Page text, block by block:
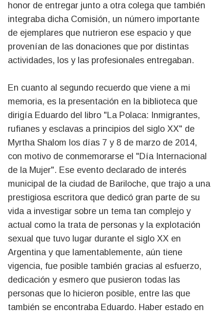
honor de entregar junto a otra colega que también
integraba dicha Comisión, un número importante
de ejemplares que nutrieron ese espacio y que
provenían de las donaciones que por distintas
actividades, los y las profesionales entregaban.
En cuanto al segundo recuerdo que viene a mi
memoria, es la presentación en la biblioteca que
dirigía Eduardo del libro "La Polaca: Inmigrantes,
rufianes y esclavas a principios del siglo XX" de
Myrtha Shalom los días 7 y 8 de marzo de 2014,
con motivo de conmemorarse el "Día Internacional
de la Mujer". Ese evento declarado de interés
municipal de la ciudad de Bariloche, que trajo a una
prestigiosa escritora que dedicó gran parte de su
vida a investigar sobre un tema tan complejo y
actual como la trata de personas y la explotación
sexual que tuvo lugar durante el siglo XX en
Argentina y que lamentablemente, aún tiene
vigencia, fue posible también gracias al esfuerzo,
dedicación y esmero que pusieron todas las
personas que lo hicieron posible, entre las que
también se encontraba Eduardo. Haber estado en